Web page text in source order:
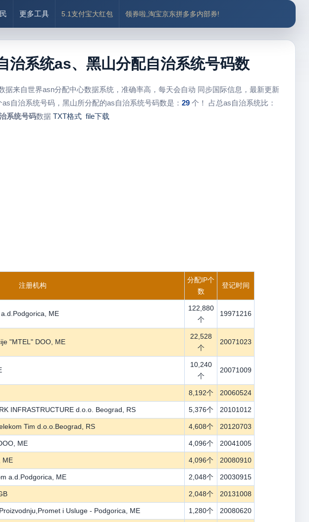
更多工具 5.1支付宝大红包 领券啦,淘宝京东拼多多内部券!
系统as、黑山分配自治系统号码数
据来自世界asn分配中心数据系统，准确率高，每天会自动 同步国际信息，最新更新
自治系统号码，黑山所分配的as自治系统号码数是： 29个！ 占总as自治系统比：
系统号码数据 TXT格式 file下载
注册机构
分配IP个
数
登记时间
ME
122,880
个
19971216
"MTEL" DOO, ME
22,528
个
20071023
10,240
个
20071009
8,192个 20060524
INFRASTRUCTURE d.o.o. Beograd, RS 5,376个 20101012
Tim d.o.o.Beograd, RS 4,608个 20120703
ME 4,096个 20041005
ME 4,096个 20080910
a.d.Podgorica, ME 2,048个 20030915
2,048个 20131008
i Usluge - Podgorica, ME 1,280个 20080620